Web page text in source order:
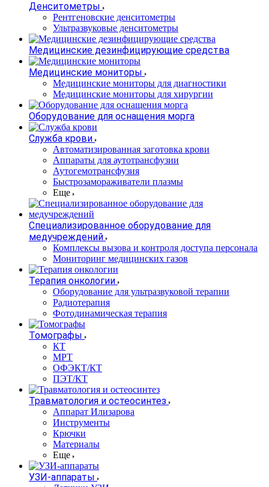
Денситометры
Рентгеновские денситометры
Ультразвуковые денситометры
Медицинские дезинфицирующие средства
Медицинские мониторы
Медицинские мониторы для диагностики
Медицинские мониторы для хирургии
Оборудование для оснащения морга
Служба крови
Автоматизированная заготовка крови
Аппараты для аутотрансфузии
Аутогемотрансфузия
Быстрозамораживатели плазмы
Еще
Специализированное оборудование для
медучреждений
Комплексы вызова и контроля доступа персонала
Мониторинг медицинских газов
Терапия онкологии
Оборудование для ультразвуковой терапии
Радиотерапия
Фотодинамическая терапия
Томографы
КТ
МРТ
ОФЭКТ/КТ
ПЭТ/КТ
Травматология и остеосинтез
Аппарат Илизарова
Инструменты
Крючки
Материалы
Еще
УЗИ-аппараты